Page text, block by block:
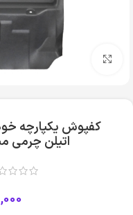
بزرگنمایی تصویر
کفپوش یکپارچه
اتیلن چرمی